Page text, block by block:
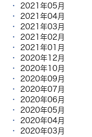
2021年05月
2021年04月
2021年03月
2021年02月
2021年01月
2020年12月
2020年10月
2020年09月
2020年07月
2020年06月
2020年05月
2020年04月
2020年03月